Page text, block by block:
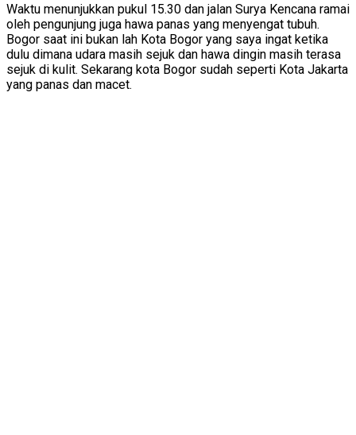
Waktu menunjukkan pukul 15.30 dan jalan Surya Kencana ramai
oleh pengunjung juga hawa panas yang menyengat tubuh.
Bogor saat ini bukan lah Kota Bogor yang saya ingat ketika
dulu dimana udara masih sejuk dan hawa dingin masih terasa
sejuk di kulit. Sekarang kota Bogor sudah seperti Kota Jakarta
yang panas dan macet.